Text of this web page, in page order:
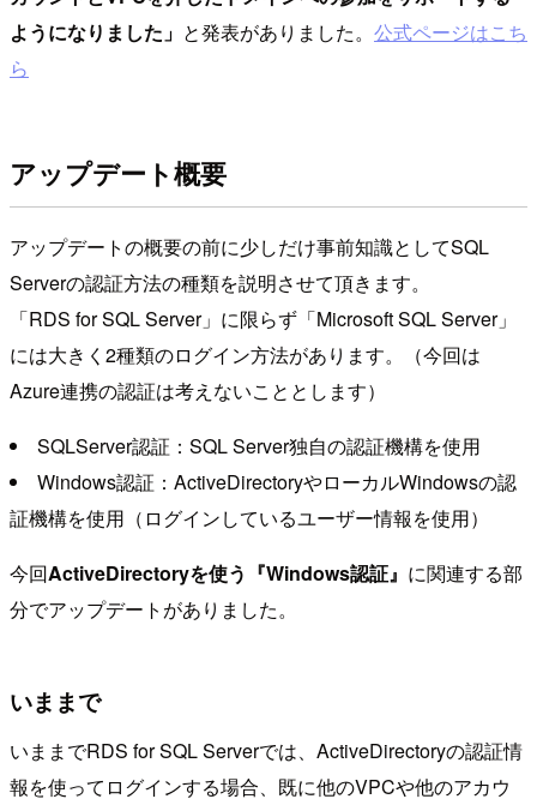
ようになりました」 と発表がありました。 公式ページはこち
ら
アップデート概要
アップデートの概要の前に少しだけ事前知識としてSQL
Serverの認証方法の種類を説明させて頂きます。
「RDS for SQL Server」に限らず「Microsoft SQL Server」
には大きく2種類のログイン方法があります。（今回は
Azure連携の認証は考えないこととします）
SQLServer認証：SQL Server独自の認証機構を使用
Windows認証：ActiveDirectoryやローカルWindowsの認
証機構を使用（ログインしているユーザー情報を使用）
今回ActiveDirectoryを使う『Windows認証』 に関連する部
分でアップデートがありました。
いままで
いままでRDS for SQL Serverでは、ActiveDirectoryの認証情
報を使ってログインする場合、既に他のVPCや他のアカウ